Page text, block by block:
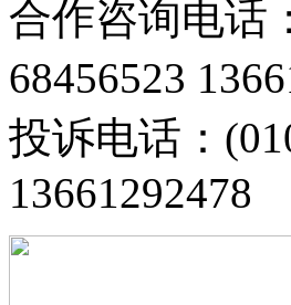
合作咨询电话
68456523
投诉电话：
13661292478